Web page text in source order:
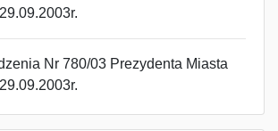
Nr 780/03 Prezydenta Miasta